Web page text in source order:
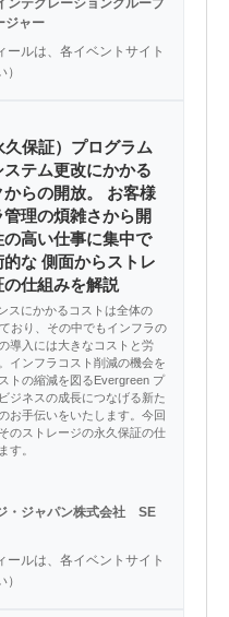
ジャー
ールは、各イベントサイト
保証）プログラム
テム更改にかかる
からの開放。 お客様
理の煩雑さから開
高い仕事に集中で
な 側面からストレ
仕組みを解説
スにかかるコストは全体の
おり、その中でもインフラの
導入には大きなコストと労
インフラコスト削減の機会を
トの縮減を図るEvergreen プ
ジネスの成長につなげる新た
お手伝いをいたします。今回
のストレージの永久保証の仕
す。
・ジャパン株式会社 SE
ールは、各イベントサイト